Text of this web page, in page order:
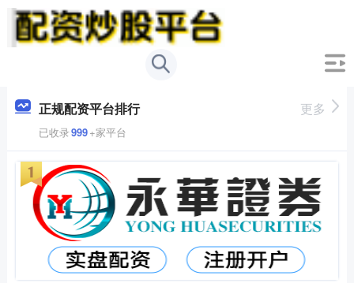
正规配资平台排行
已收录999+家平台
更多